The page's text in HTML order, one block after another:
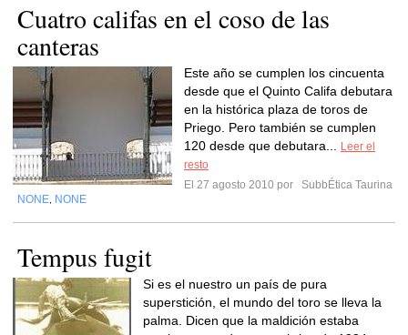
Cuatro califas en el coso de las
canteras
Este año se cumplen los cincuenta
desde que el Quinto Califa debutara
en la histórica plaza de toros de
Priego. Pero también se cumplen
120 desde que debutara...
Leer el
resto
El 27 agosto 2010 por
SubbÉtica Taurina
NONE NONE
Tempus fugit
Si es el nuestro un país de pura
superstición, el mundo del toro se lleva la
palma. Dicen que la maldición estaba